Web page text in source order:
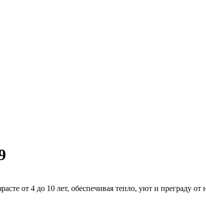
от 4 до 10 лет, обеспечивая тепло, уют и преграду от